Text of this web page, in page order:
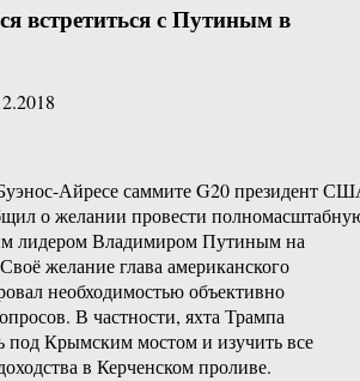
встретиться с Путиным в
Айресе саммите G20 президент
о желании провести
лидером Владимиром Путиным на
желание глава американского
необходимостью объективно
В частности, яхта Трампа
под Крымским мостом и изучить все
в Керченском проливе.